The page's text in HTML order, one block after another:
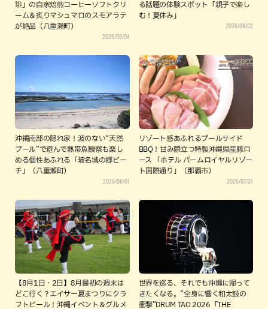
琲」の自家焙煎コーヒーソフトクリ
ーム＆炙りマシュマロのスモアラテ
が絶品（八重瀬町）
2026/08/04
る話題の体験スポット「親子で楽し
む！夏休み」
2026/08/02
沖縄南部の隠れ家！波のない“天然
プール”で遊んで熱帯魚観察も楽し
める個性あふれる「玻名城の郷ビー
チ」（八重瀬町）
2026/08/01
リゾート感あふれるプールサイド
BBQ！甘み際立つ特製沖縄県産豚ロ
ース 「ホテル パームロイヤルリゾー
ト国際通り」（那覇市）
2026/07/31
【8月1日・2日】8月最初の週末は
どこ行く？エイサー夏まつりにクラ
フトビール！沖縄イベント＆グルメ
世界を巡る、それでも沖縄に帰って
きたくなる。”全身に響く和太鼓の
衝撃”DRUM TAO 2026「THE